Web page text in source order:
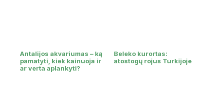
Antalijos akvariumas – ką
pamatyti, kiek kainuoja ir
ar verta aplankyti?
Beleko kurortas:
atostogų rojus Turkijoje